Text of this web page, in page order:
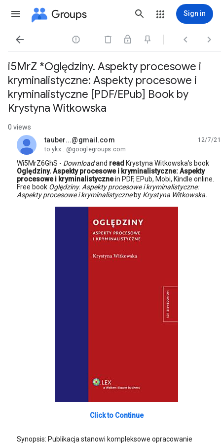
Groups Sign in
   
i5MrZ *Oględziny. Aspekty procesowe i
kryminalistyczne: Aspekty procesowe i
kryminalistyczne [PDF/EPub] Book by
Krystyna Witkowska
0 views
tauber...@gmail.com
unread,
12/7/21
to ykx...@googlegroups.com
Wi5MrZ6GhS - Downloadand read Krystyna Witkowska's book
Oględziny. Aspekty procesowe i kryminalistyczne: Aspekty
procesowe i kryminalistycznein PDF, EPub, Mobi, Kindle online.
Free book Oględziny. Aspekty procesowe i kryminalistyczne:
Aspekty procesowe i kryminalistyczneby Krystyna Witkowska.
Click to Continue
Synopsis: Publikacja stanowi kompleksowe opracowanie